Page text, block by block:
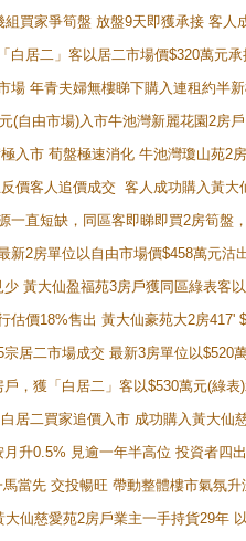
買家爭筍盤 放盤9天即獲承接 客人
白居二」客以居二市場價$320萬元承
場 年青夫婦無樓睇下購入連租約半
(自由市場)入市牛池灣新麗花園2房
入市 荀盤極速消化 牛池灣瓊山苑2
價客人追價成交 客人成功購入黃大
一直短缺，同區客即睇即買2房筍盤
新2房單位以自由市場價$458萬元沽
黃大仙盈福苑3房戶獲同區綠表客
估價18%售出 黃大仙豪苑大2房417'
居二市場成交 最新3房單位以$520
，獲「白居二」客以$530萬元(綠表
居二買家追價入市 成功購入黃大仙
升0.5% 見逾一年半高位 投資者四
當先 交投暢旺 帶動整體樓市氣氛
仙慈愛苑2房戶業主一手持貨29年